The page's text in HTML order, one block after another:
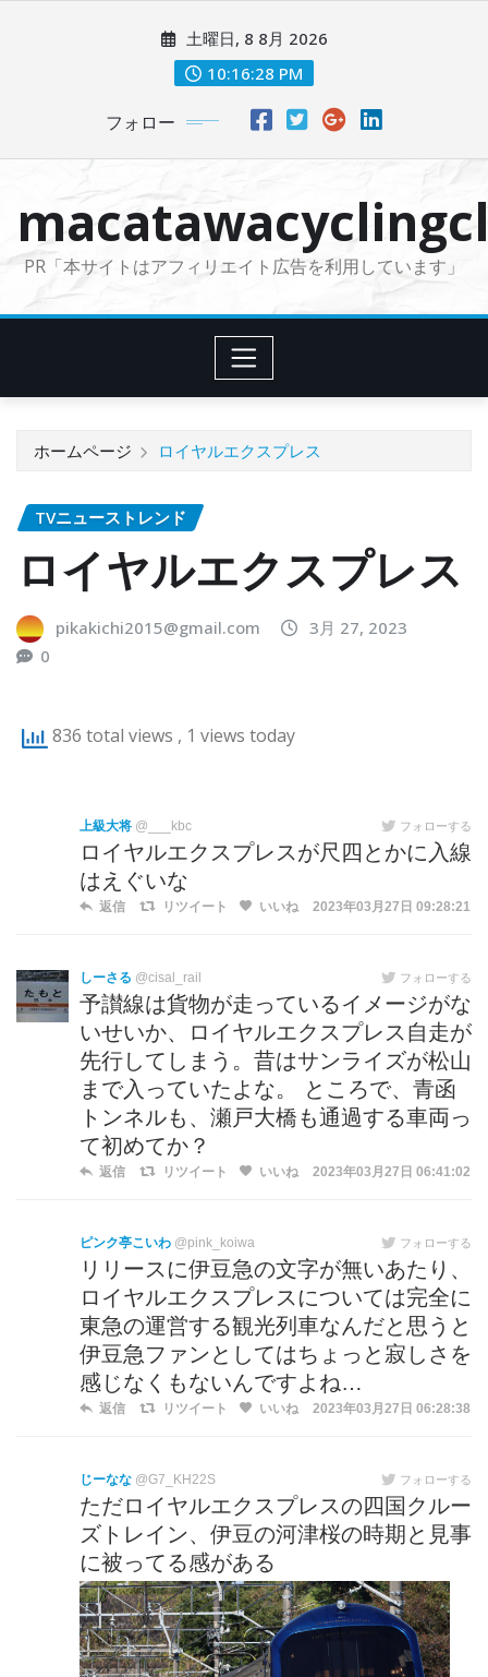
に
土曜日, 8 8月 2026
10:16:30 PM
フォロー
PR「本サイトはアフィリエイト広告を利用しています」
ホームページ ロイヤルエクスプレス
TVニューストレンド
ロイヤルエクスプレス
pikakichi2015@gmail.com
3月 27, 2023
0
836 total views , 1 views today
上級大将 @___kbc フォローする
ロイヤルエクスプレスが尺四とかに入線
はえぐいな
返信 リツイート いいね 2023年03月27日 09:28:21
しーさる @cisal_rail フォローする
予讃線は貨物が走っているイメージがな
いせいか、ロイヤルエクスプレス自走が
先行してしまう。昔はサンライズが松山
まで入っていたよな。 ところで、青函
トンネルも、瀬戸大橋も通過する車両っ
て初めてか？
返信 リツイート いいね 2023年03月27日 06:41:02
ピンク亭こいわ @pink_koiwa フォローする
リリースに伊豆急の文字が無いあたり、
ロイヤルエクスプレスについては完全に
東急の運営する観光列車なんだと思うと
伊豆急ファンとしてはちょっと寂しさを
感じなくもないんですよね…
返信 リツイート いいね 2023年03月27日 06:28:38
じーなな @G7_KH22S フォローする
ただロイヤルエクスプレスの四国クルー
ズトレイン、伊豆の河津桜の時期と見事
に被ってる感がある